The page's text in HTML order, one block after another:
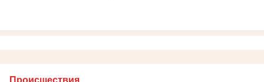
Происшествия